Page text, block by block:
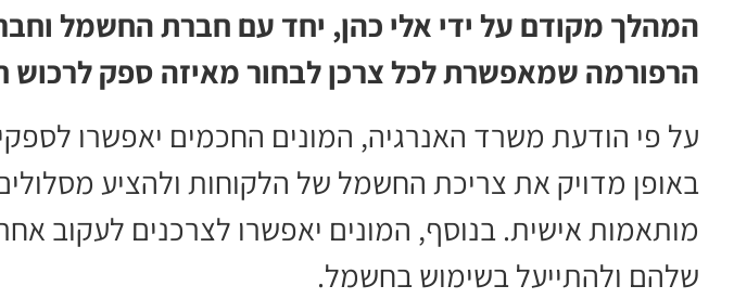
המהלך מקודם על ידי אלי כהן, יחד עם חברת החשמל
הרפורמה שמאפשרת לכל צרכן לבחור מאיזה ספק
על פי הודעת משרד האנרגיה, המונים החכמים יאפשרו
באופן מדויק את צריכת החשמל של הלקוחות ולהציע
מותאמות אישית. בנוסף, המונים יאפשרו לצרכנים לעקוב
שלהם ולהתייעל בשימוש בחשמל.